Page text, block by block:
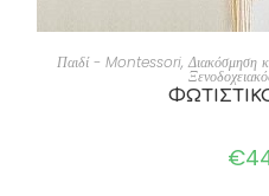
ADD
Παιδί - Montessori,Διακόσμηση
€